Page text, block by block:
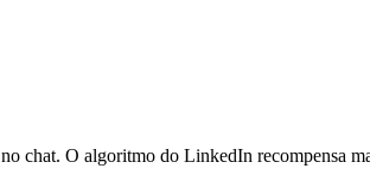
chat. O algoritmo do LinkedIn recompensa